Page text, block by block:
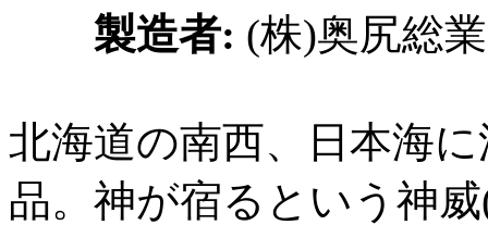
製造者: (株)奥尻総業
北海道の南西、日本海
品。神が宿るという神